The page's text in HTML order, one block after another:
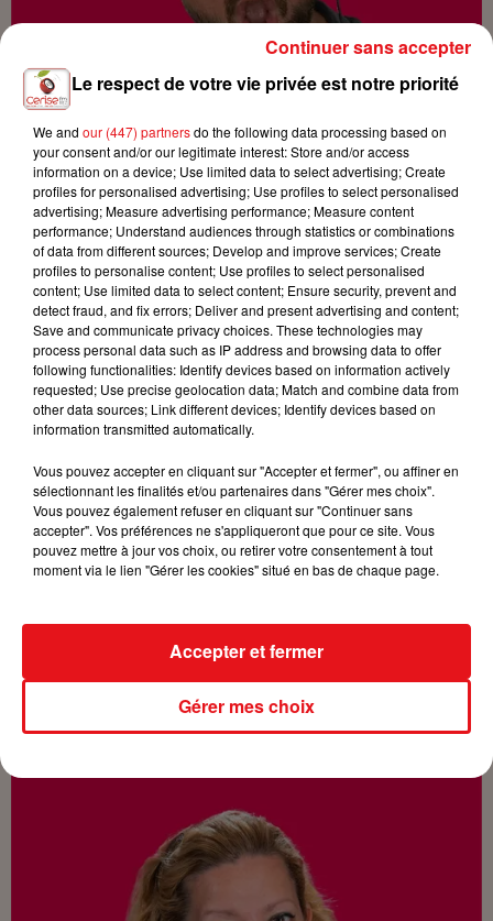
KARL
NICOLAS
Le respect de votre vie privée est notre priorité
We and our (447) partnersdo the following data processing based on
your consent and/or our legitimate interest: Store and/or access
information on a device; Use limited data to select advertising; Create
profiles for personalised advertising; Use profiles to select personalised
advertising; Measure advertising performance; Measure content
performance; Understand audiences through statistics or combinations
of data from different sources; Develop and improve services; Create
profiles to personalise content; Use profiles to select personalised
content; Use limited data to select content; Ensure security, prevent and
detect fraud, and fix errors; Deliver and present advertising and content;
Save and communicate privacy choices. These technologies may
process personal data such as IP address and browsing data to offer
following functionalities: Identify devices based on information actively
requested; Use precise geolocation data; Match and combine data from
other data sources; Link different devices; Identify devices based on
information transmitted automatically.
Vous pouvez accepter en cliquant sur "Accepter et fermer", ou affiner en
sélectionnant les finalités et/ou partenaires dans "Gérer mes choix".
Vous pouvez également refuser en cliquant sur "Continuer sans
accepter". Vos préférences ne s'appliqueront que pour ce site. Vous
pouvez mettre à jour vos choix, ou retirer votre consentement à tout
moment via le lien "Gérer les cookies" situé en bas de chaque page.
Gérer mes choix
Accepter et fermer
Continuer sans accepter